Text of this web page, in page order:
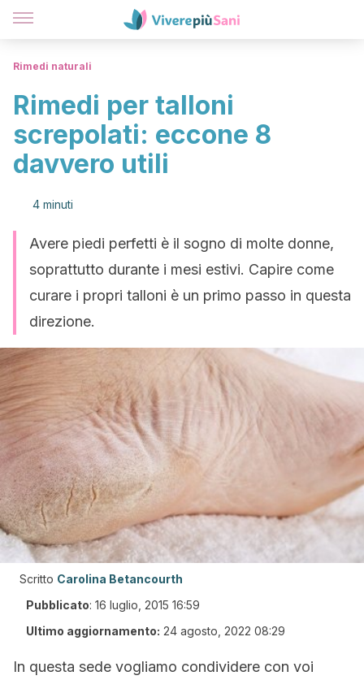
Rimedi naturali
Rimedi per talloni
screpolati: eccone 8
davvero utili
4 minuti
Avere piedi perfetti è il sogno di molte donne,
soprattutto durante i mesi estivi. Capire come
curare i propri talloni è un primo passo in questa
direzione.
Scritto Carolina Betancourth
Pubblicato: 16 luglio, 2015 16:59
Ultimo aggiornamento: 24 agosto, 2022 08:29
In questa sede vogliamo condividere con voi